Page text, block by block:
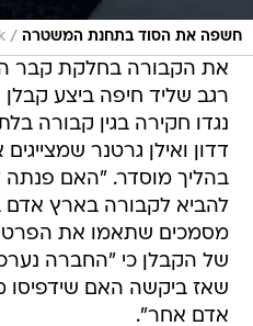
חשפה את הסוד בתחנת המשטרה /
את הקבורה בחלקת קבר
רגב שליד חיפה ביצע
נגדו חקירה בגין קבורה
דדון ואילן גרטנר
בהליך מוסדר. "האם
להביא לקבורה בארץ אדם
מסמכים שתאמו את
של הקבלן כי "החברה
שאז ביקשה האם
אדם אחר".